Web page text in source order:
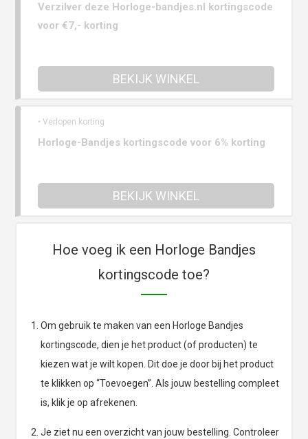
Verzilver deze Horloge-bandjes.nl kortingscode
voor €7,- korting
BEKIJK WINKEL
• Verlopen korting
Horloge-Bandjes kortingscode voor 6% korting
BEKIJK WINKEL
Hoe voeg ik een Horloge Bandjes
kortingscode toe?
Om gebruik te maken van een Horloge Bandjes
kortingscode, dien je het product (of producten) te
kiezen wat je wilt kopen. Dit doe je door bij het product
te klikken op “Toevoegen”. Als jouw bestelling compleet
is, klik je op afrekenen.
Je ziet nu een overzicht van jouw bestelling. Controleer